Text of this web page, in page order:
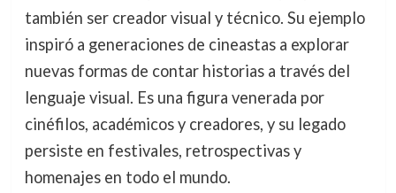
también ser creador visual y técnico. Su ejemplo
inspiró a generaciones de cineastas a explorar
nuevas formas de contar historias a través del
lenguaje visual. Es una figura venerada por
cinéfilos, académicos y creadores, y su legado
persiste en festivales, retrospectivas y
homenajes en todo el mundo.